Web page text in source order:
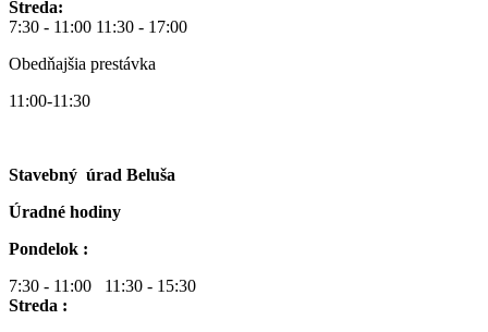
Streda:
7:30 - 11:00 11:30 - 17:00
Obedňajšia prestávka
11:00-11:30
Stavebný úrad Beluša
Úradné hodiny
Pondelok :
7:30 - 11:00 11:30 - 15:30
Streda :